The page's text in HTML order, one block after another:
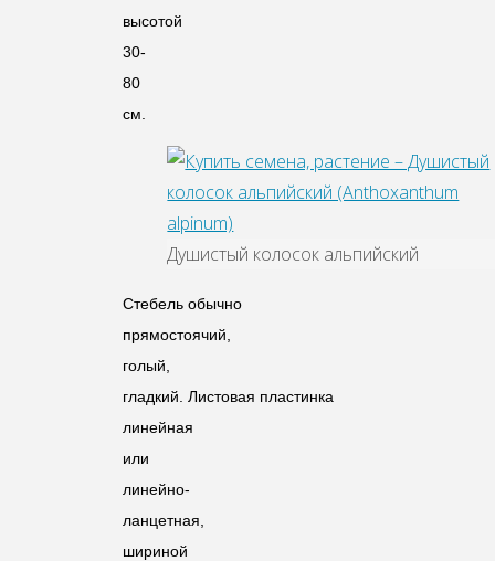
высотой
30-
80
см.
Душистый колосок альпийский
Стебель обычно
прямостоячий,
голый,
гладкий.Листовая пластинка
линейная
или
линейно-
ланцетная,
шириной